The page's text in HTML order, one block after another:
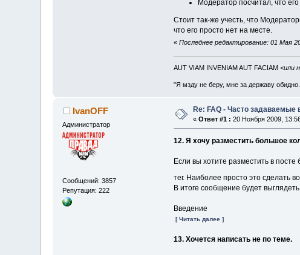
Модератор посчитал, что
Стоит так-же учесть, что
что его просто нет на месте.
« Последнее редактирование: 01 Мая
AUT VIAM INVENIAM AUT FACIAM <или
"Я мзду не беру, мне за державу
IvanOFF
Администратор
Сообщений: 3857
Репутация: 222
Re: FAQ - Часто задаваемые
«Ответ #1 : 20 Ноября 2009,
12. Я хочу разместить большое
Если вы хотите разместить в
тег. Наиболее просто это сделать
В итоге сообщение будет выглядеть
Введение
[ Читать далее ]
13. Хочется написать не по теме.